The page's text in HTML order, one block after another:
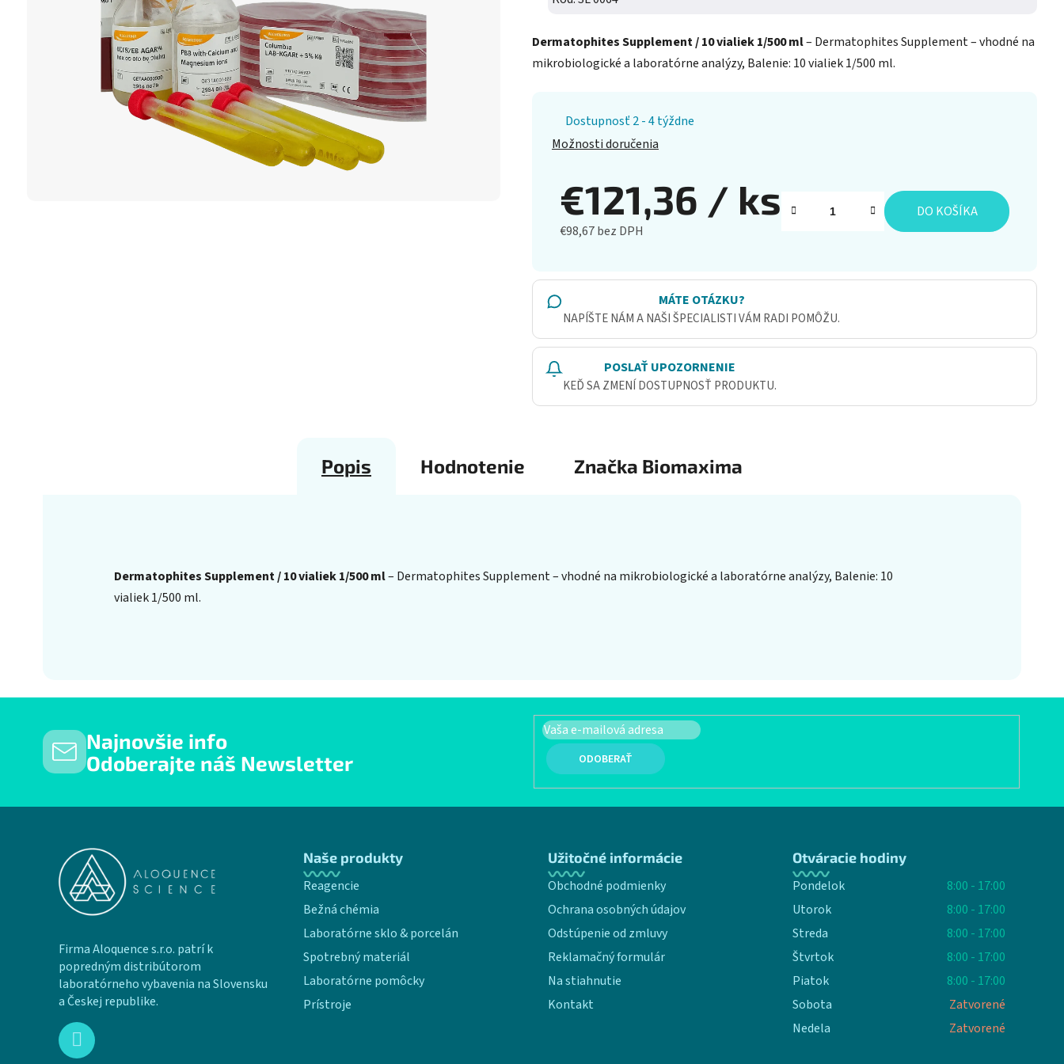
Dermatophites Supplement / 10 vialiek 1/500 ml– Dermatophites Supplement – vhodné na
mikrobiologické a laboratórne analýzy, Balenie: 10 vialiek 1/500 ml.
Dostupnosť 2 - 4 týždne
Možnosti doručenia
€121,36 / ks
€98,67 bez DPH
DO KOŠÍKA
MÁTE OTÁZKU?
NAPÍŠTE NÁM A NAŠI ŠPECIALISTI VÁM RADI POMÔŽU.
POSLAŤ UPOZORNENIE
KEĎ SA ZMENÍ DOSTUPNOSŤ PRODUKTU.
Popis Hodnotenie Značka Biomaxima
Dermatophites Supplement / 10 vialiek 1/500 ml– Dermatophites Supplement – vhodné na mikrobiologické a laboratórne analýzy, Balenie: 10
vialiek 1/500 ml.
Najnovšie info
Odoberajte náš Newsletter
PRIHLÁSIŤ SA
Firma Aloquence s.r.o. patrí k
popredným distribútorom
laboratórneho vybavenia na Slovensku
a Českej republike.
Naše produkty
Reagencie
Bežná chémia
Laboratórne sklo & porcelán
Spotrebný materiál
Laboratórne pomôcky
Prístroje
Užitočné informácie
Obchodné podmienky
Ochrana osobných údajov
Odstúpenie od zmluvy
Reklamačný formulár
Na stiahnutie
Kontakt
Otváracie hodiny
Pondelok
8:00 - 17:00
Utorok
8:00 - 17:00
Streda
8:00 - 17:00
Štvrtok
8:00 - 17:00
Piatok
8:00 - 17:00
Sobota
Zatvorené
Nedela
Zatvorené